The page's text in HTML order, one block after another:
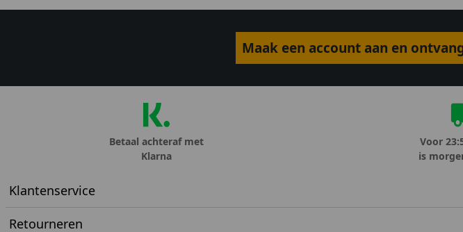
Maak een account aan en
Betaal achteraf met
Klarna
Voor
is
Klantenservice
Retourneren